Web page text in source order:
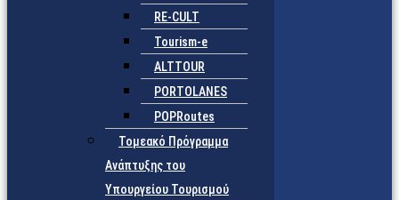
RE-CULT
Tourism-e
ALTTOUR
PORTOLANES
POPRoutes
Τομεακό Πρόγραμμα
Ανάπτυξης του
Υπουργείου Τουρισμού